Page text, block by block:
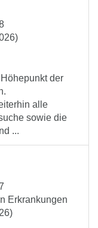
der
alle
sowie die
...
Erkrankungen